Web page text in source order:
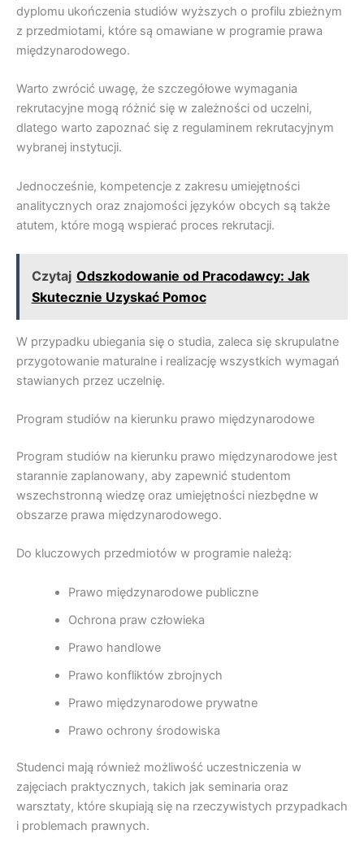
dyplomu ukończenia studiów wyższych o profilu zbieżnym
z przedmiotami, które są omawiane w programie prawa
międzynarodowego.
Warto zwrócić uwagę, że szczegółowe wymagania
rekrutacyjne mogą różnić się w zależności od uczelni,
dlatego warto zapoznać się z regulaminem rekrutacyjnym
wybranej instytucji.
Jednocześnie, kompetencje z zakresu umiejętności
analitycznych oraz znajomości języków obcych są także
atutem, które mogą wspierać proces rekrutacji.
Czytaj Odszkodowanie od Pracodawcy: Jak
Skutecznie Uzyskać Pomoc
W przypadku ubiegania się o studia, zaleca się skrupulatne
przygotowanie maturalne i realizację wszystkich wymagań
stawianych przez uczelnię.
Program studiów na kierunku prawo międzynarodowe
Program studiów na kierunku prawo międzynarodowe jest
starannie zaplanowany, aby zapewnić studentom
wszechstronną wiedzę oraz umiejętności niezbędne w
obszarze prawa międzynarodowego.
Do kluczowych przedmiotów w programie należą:
Prawo międzynarodowe publiczne
Ochrona praw człowieka
Prawo handlowe
Prawo konfliktów zbrojnych
Prawo międzynarodowe prywatne
Prawo ochrony środowiska
Studenci mają również możliwość uczestniczenia w
zajęciach praktycznych, takich jak seminaria oraz
warsztaty, które skupiają się na rzeczywistych przypadkach
i problemach prawnych.